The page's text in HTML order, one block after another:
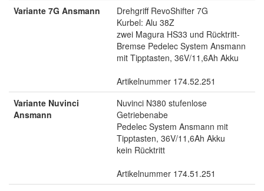
Variante 7G Ansmann
Drehgriff RevoShifter 7G
Kurbel: Alu 38Z
zwei Magura HS33 und Rücktritt-
Bremse Pedelec System Ansmann
mit Tipptasten, 36V/11,6Ah Akku
Artikelnummer 174.52.251
Variante Nuvinci
Ansmann
Nuvinci N380 stufenlose
Getriebenabe
Pedelec System Ansmann mit
Tipptasten, 36V/11,6Ah Akku
kein Rücktritt
Artikelnummer 174.51.251